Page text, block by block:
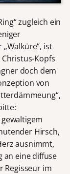
zugleich ein
ist
Kopfs
doch dem
von
Hirsch,
ausnimmt,
an eine diffuse
Regisseur im